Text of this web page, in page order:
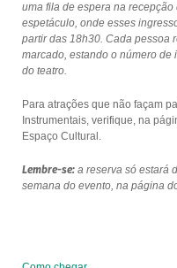
uma fila de espera na
espetáculo, onde esses
partir das 18h30. Cada pessoa
marcado, estando o número
do teatro.
Para atrações que não façam
Instrumentais, verifique, na
Espaço Cultural.
Lembre-se:a reserva só estará
semana do evento, na página